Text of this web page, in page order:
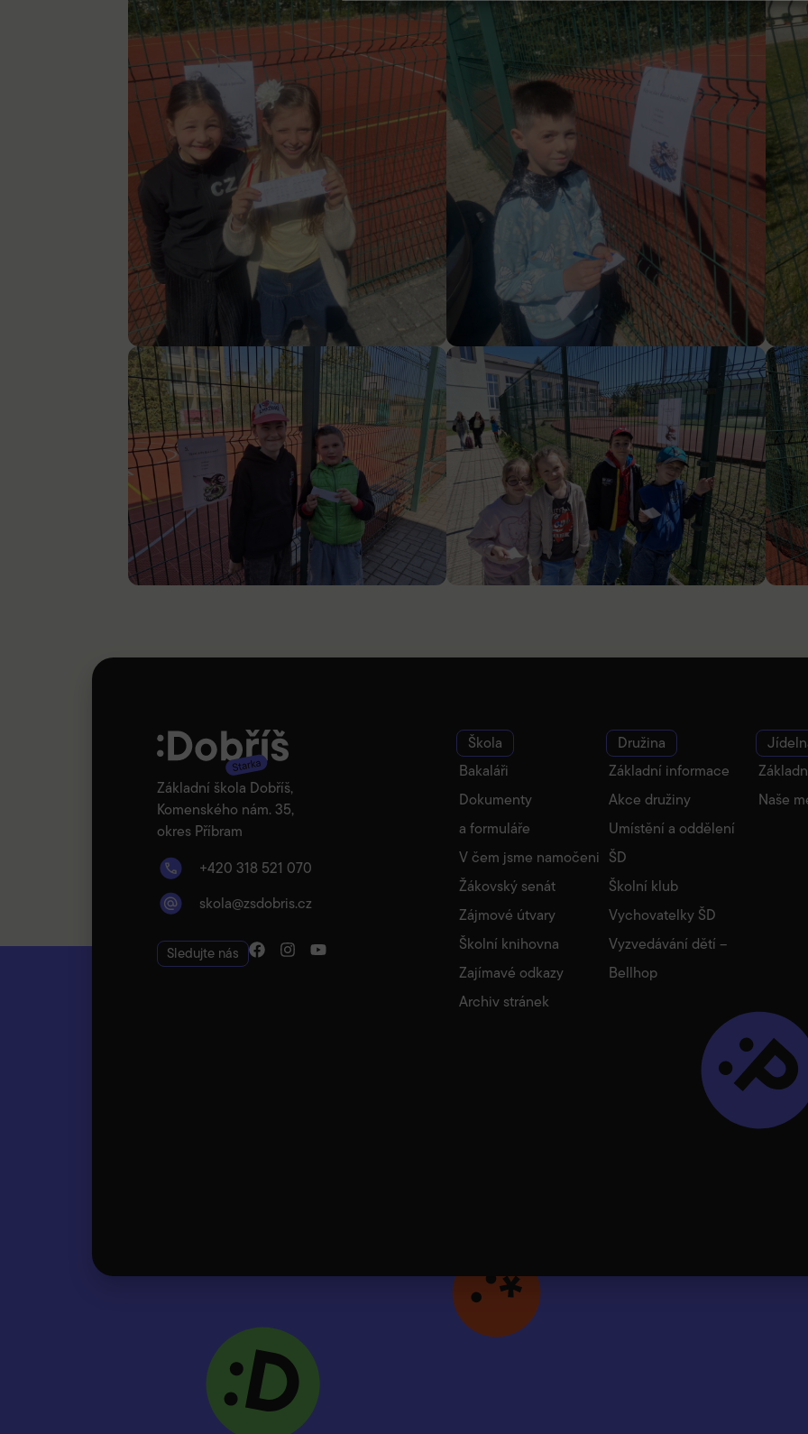
Základní škola Dobříš,
Komenského nám. 35,
okres Příbram
+420 318 521 070
skola@zsdobris.cz
Sledujte nás
Škola
Bakaláři
Dokumenty
a formuláře
V čem jsme namočeni
Žákovský senát
Zájmové útvary
Školní knihovna
Zajímavé odkazy
Archiv stránek
Družina
Základní informace
Akce družiny
Umístění a oddělení
ŠD
Školní klub
Vychovatelky ŠD
Vyzvedávání dětí –
Bellhop
Naše